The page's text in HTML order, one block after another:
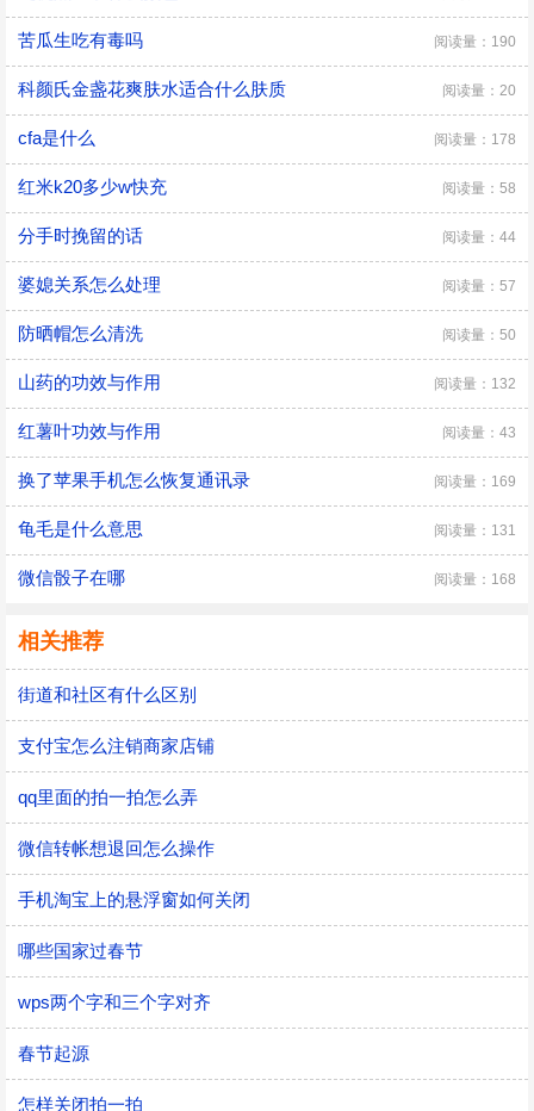
苦瓜生吃有毒吗 阅读量：190
科颜氏金盏花爽肤水适合什么肤质 阅读量：20
cfa是什么 阅读量：178
红米k20多少w快充 阅读量：58
分手时挽留的话 阅读量：44
婆媳关系怎么处理 阅读量：57
防晒帽怎么清洗 阅读量：50
山药的功效与作用 阅读量：132
红薯叶功效与作用 阅读量：43
换了苹果手机怎么恢复通讯录 阅读量：169
龟毛是什么意思 阅读量：131
微信骰子在哪 阅读量：168
相关推荐
街道和社区有什么区别
支付宝怎么注销商家店铺
qq里面的拍一拍怎么弄
微信转帐想退回怎么操作
手机淘宝上的悬浮窗如何关闭
哪些国家过春节
wps两个字和三个字对齐
春节起源
怎样关闭拍一拍